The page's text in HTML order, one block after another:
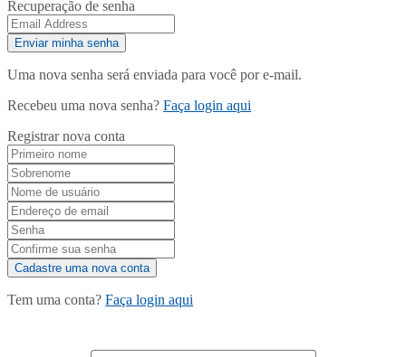
Recuperação de senha
Uma nova senha será enviada para você por e-mail.
Recebeu uma nova senha? Faça login aqui
Registrar nova conta
Tem uma conta? Faça login aqui